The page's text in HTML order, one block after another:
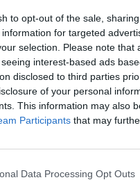
to opt-out of the sale,
for targeted
selection. Please note
interest-based ads
disclosed to third parties
of your personal
This information may also
Participants that may
Data Processing Opt Outs